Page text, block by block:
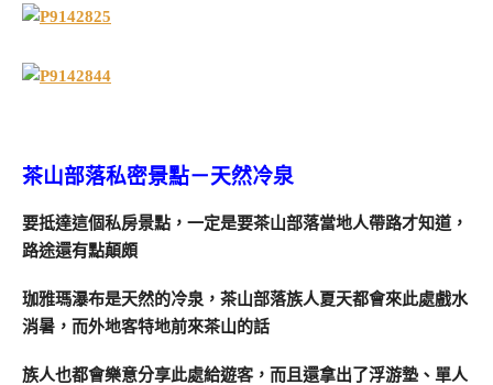
茶山部落私密景點－天然冷泉
要抵達這個私房景點，一定是要茶山部落當地人帶路才知道，
路途還有點顛頗
珈雅瑪瀑布是天然的冷泉，茶山部落族人夏天都會來此處戲水
消暑，而外地客特地前來茶山的話
族人也都會樂意分享此處給遊客，而且還拿出了浮游墊、單人